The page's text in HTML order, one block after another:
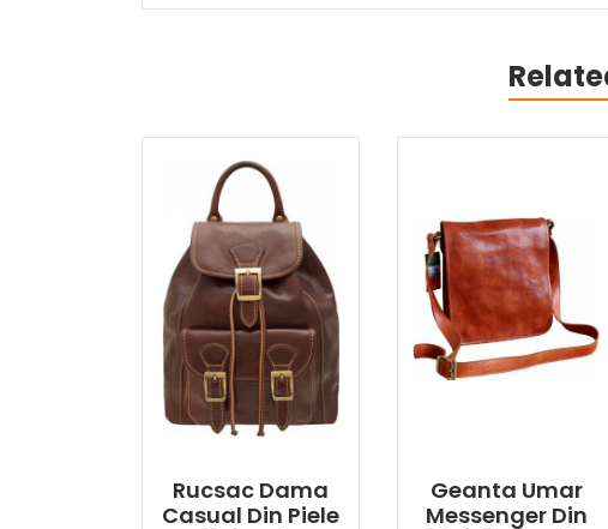
Rucsac Dama
Casual Din Piele
Geanta Umar
Messenger Din